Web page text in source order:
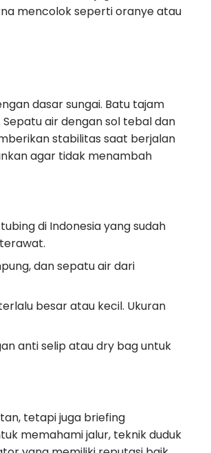
mencolok seperti oranye atau
dasar sungai. Batu tajam
air dengan sol tebal dan
stabilitas saat berjalan
agar tidak menambah
di Indonesia yang sudah
dan sepatu air dari
besar atau kecil. Ukuran
anti selip atau dry bag untuk
tetapi juga briefing
memahami jalur, teknik duduk